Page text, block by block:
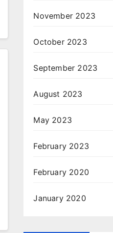
November 2023
October 2023
September 2023
August 2023
May 2023
February 2023
February 2020
January 2020